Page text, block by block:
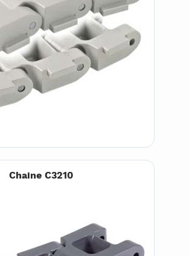
Chaine C3210